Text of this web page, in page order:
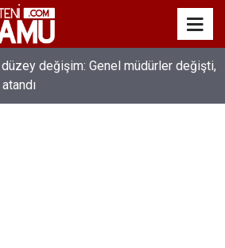
düzey değişim: Genel müdürler değişti,